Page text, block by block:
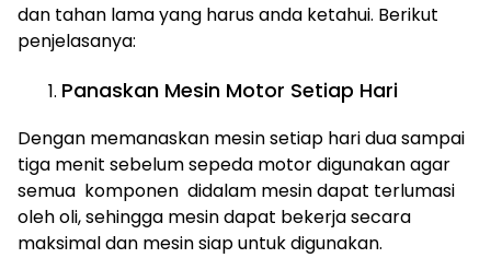
dan tahan lama yang harus anda ketahui. Berikut
penjelasanya:
Panaskan Mesin Motor Setiap Hari
Dengan memanaskan mesin setiap hari dua sampai
tiga menit sebelum sepeda motor digunakan agar
semua komponen didalam mesin dapat terlumasi
oleh oli, sehingga mesin dapat bekerja secara
maksimal dan mesin siap untuk digunakan.